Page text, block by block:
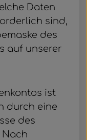
Daten
sind,
des
auf unserer
ist
durch eine
des
Nach